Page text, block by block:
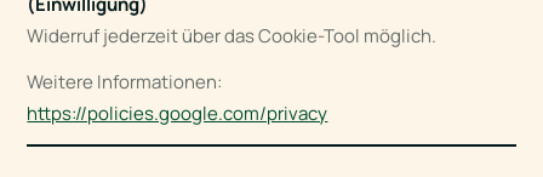
Widerruf jederzeit über das Cookie-Tool möglich.
Weitere Informationen:
https://policies.google.com/privacy